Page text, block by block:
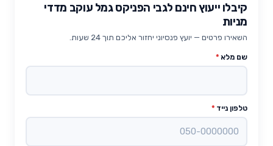
קיבלו ייעוץ חינם לגבי הפניקס גמל עוקב מדדי
מניות
השאירו פרטים — יועץ פנסיוני יחזור אליכם תוך 24 שעות.
שם מלא *
טלפון נייד *